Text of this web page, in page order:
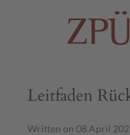
Leitfaden
Written on 08 April